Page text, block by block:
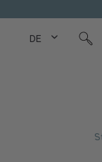
DE Love Kids